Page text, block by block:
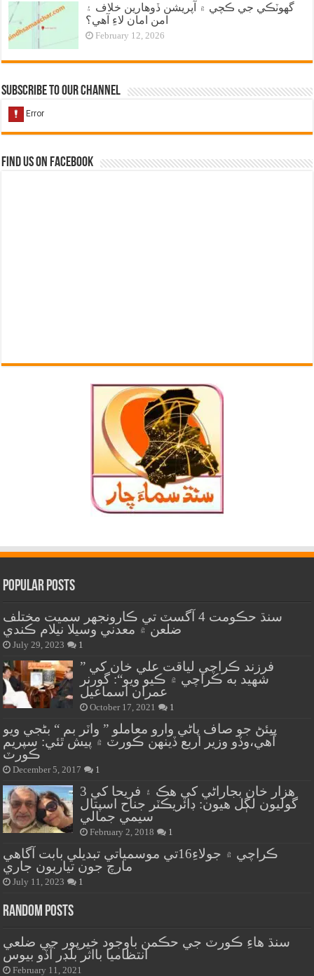
گهوٽڪي جي ڪچي ۾ آپريشن ڏوهارين خلاف ۽
امن امان لاءِ آهي؟
February 12, 2026
Subscribe to our Channel
Find us on Facebook
Popular Posts
سنڌ حڪومت 4 آگسٽ تي ڪارونجهر سميت مختلف
ضلعن ۾ معدني وسيلا نيلام ڪندي
July 29, 2023 1
” فرزند ڪراچي لياقت علي خان کي
شهيد به ڪراچي ۾ ڪيو ويو“: گورنر
عمران اسماعيل
October 17, 2021 1
پيئڻ جو صاف پاڻي وارو معاملو ” واٽر بم “ بڻجي ويو
آهي،وڏو وزير اربع ڏينهن ڪورٽ ۾ پيش ٿئي: سپريم
ڪورٽ
December 5, 2017 1
هزار خان بجاراڻي کي هڪ ۽ فريحا کي 3
گوليون لڳل هيون: ڊائريڪٽر جناح اسپتال
سيمي جمالي
February 2, 2018 1
ڪراچي ۾ جولاءِ16تي موسمياتي تبديلي بابت آگاهي
مارچ جون تياريون جاري
July 11, 2023 1
Random Posts
سنڌ هاءِ ڪورٽ جي حڪمن باوجود خيرپور جي ضلعي
انتظاميا بااثر بلڊر آڏو بيوس
February 11, 2021